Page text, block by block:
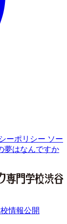
ーポリシー ソー
夢はなんですか
情報公開